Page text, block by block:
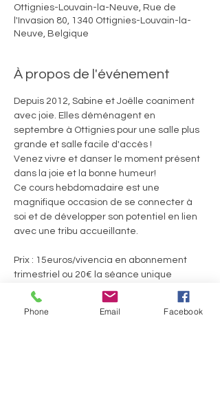
Ottignies-Louvain-la-Neuve, Rue de
l'Invasion 80, 1340 Ottignies-Louvain-la-
Neuve, Belgique
À propos de l'événement
Depuis 2012, Sabine et Joëlle coaniment
avec joie. Elles déménagent en
septembre à Ottignies pour une salle plus
grande et salle facile d'accès !
Venez vivre et danser le moment présent
dans la joie et la bonne humeur!
Ce cours hebdomadaire est une
magnifique occasion de se connecter à
soi et de développer son potentiel en lien
avec une tribu accueillante.
Prix : 15euros/vivencia en abonnement
trimestriel ou 20€ la séance unique
Welcome Pack 60euros pour 4 séances
consécutives
Phone Email Facebook